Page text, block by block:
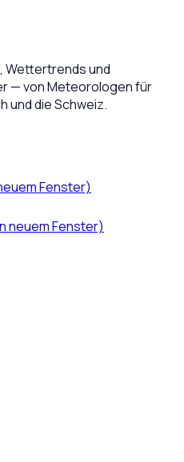
Wettertrends und
— von Meteorologen für
und die Schweiz.
Fenster)
neuem Fenster)